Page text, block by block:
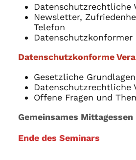
Datenschutzrechtliche
Newsletter,
Telefon
Datenschutzkonformer
Datenschutzkonforme
Gesetzliche
Datenschutzrechtliche
Offene Fragen und
Gemeinsames Mittagessen
Ende des Seminars